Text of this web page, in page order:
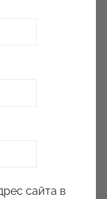
сайта в